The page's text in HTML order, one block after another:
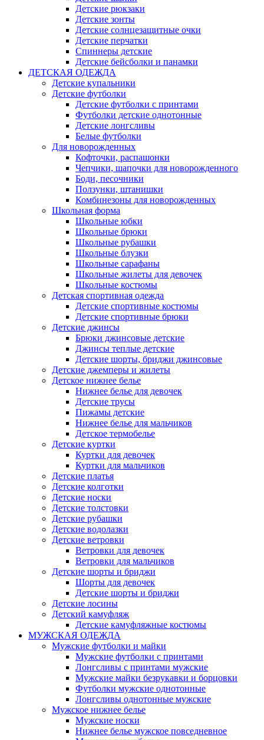
Детские рюкзаки
Детские зонты
Детские солнцезащитные очки
Детские перчатки
Спиннеры детские
Детские бейсболки и панамки
ДЕТСКАЯ ОДЕЖДА
Детские купальники
Детские футболки
Детские футболки с принтами
Футболки детские однотонные
Детские лонгсливы
Белые футболки
Для новорожденных
Кофточки, распашонки
Чепчики, шапочки для новорожденного
Боди, песочники
Ползунки, штанишки
Комбинезоны для новорожденных
Школьная форма
Школьные юбки
Школьные брюки
Школьные рубашки
Школьные блузки
Школьные сарафаны
Школьные жилеты для девочек
Школьные костюмы
Детская спортивная одежда
Детские спортивные костюмы
Детские спортивные брюки
Детские джинсы
Брюки джинсовые детские
Джинсы теплые детские
Детские шорты, бриджи джинсовые
Детские джемперы и жилеты
Детское нижнее белье
Нижнее белье для девочек
Детские трусы
Пижамы детские
Нижнее белье для мальчиков
Детское термобелье
Детские куртки
Куртки для девочек
Куртки для мальчиков
Детские платья
Детские колготки
Детские носки
Детские толстовки
Детские рубашки
Детские водолазки
Детские ветровки
Ветровки для девочек
Ветровки для мальчиков
Детские шорты и бриджи
Шорты для девочек
Детские шорты и бриджи
Детские лосины
Детский камуфляж
Детские камуфляжные костюмы
МУЖСКАЯ ОДЕЖДА
Мужские футболки и майки
Мужские футболки с принтами
Лонгсливы с принтами мужские
Мужские майки безрукавки и борцовки
Футболки мужские однотонные
Лонгсливы однотонные мужские
Мужское нижнее белье
Мужские носки
Нижнее белье мужское повседневное